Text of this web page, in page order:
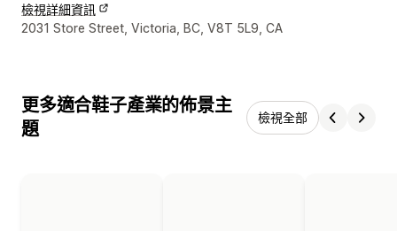
檢視詳細資訊
設計者聯絡詳細資訊
2031 Store Street, Victoria, BC, V8T 5L9, CA
更多適合鞋子產業的佈景主
題
檢視全部